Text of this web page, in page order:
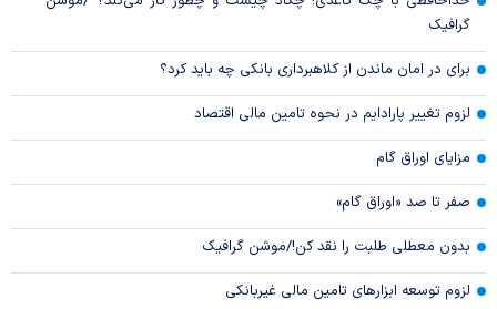
گرافیک
برای در امان ماندن از کلاهبرداری بانکی چه باید کرد؟
لزوم تغییر پارادایم در نحوه تامین مالی اقتصاد
مزایای اوراق گام
صفر تا صد «اوراق گام»
بدون معطلی طلبت را نقد کن!/موشن گرافیک
لزوم توسعه ابزارهای تامین مالی غیربانکی